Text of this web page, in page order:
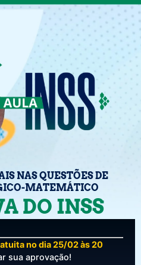
NAS QUESTÕES DE
MATEMÁTICO
DO INSS
no dia 25/02 às 20
sua aprovação!